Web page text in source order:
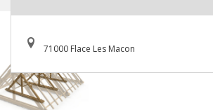
71000 Flace Les Macon